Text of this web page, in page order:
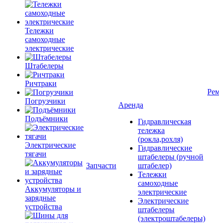
Тележки
самоходные
электрические
Штабелеры
Ричтраки
Погрузчики
Подъёмники
Электрические
тягачи
Аккумуляторы и
зарядные
устройства
Запчасти
Аренда
Гидравлическая
тележка
(рокла,рохля)
Гидравлические
штабелеры (ручной
штабелер)
Тележки
самоходные
электрические
Электрические
штабелеры
(электроштабелеры)